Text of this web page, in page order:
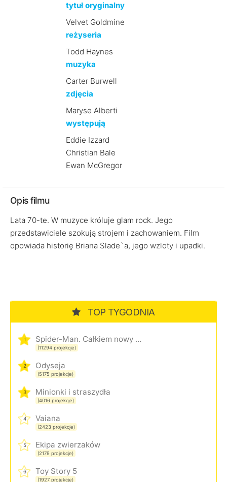
tytuł oryginalny
Velvet Goldmine
reżyseria
Todd Haynes
muzyka
Carter Burwell
zdjęcia
Maryse Alberti
występują
Eddie Izzard
Christian Bale
Ewan McGregor
Opis filmu
Lata 70-te. W muzyce króluje glam rock. Jego
przedstawiciele szokują strojem i zachowaniem. Film
opowiada historię Briana Slade`a, jego wzloty i upadki.
TOP TYGODNIA
1 Spider-Man. Całkiem nowy dzień
(11294 projekcje)
2 Odyseja
(5175 projekcje)
3 Minionki i straszydła
(4016 projekcje)
4 Vaiana
(2423 projekcje)
5 Ekipa zwierzaków
(2179 projekcje)
6 Toy Story 5
(1927 projekcje)